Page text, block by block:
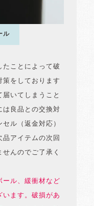
ル
たことによって破
策をしております
いてしまうこと
は良品との交換対
ル（返金対応）
品アイテムの次回
んのでご了承く
ル、緩衝材など
います。破損があ